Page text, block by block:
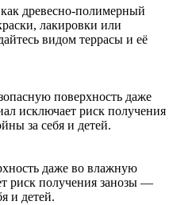
древесно-полимерный
лакировки или
видом террасы и её
поверхность даже
исключает риск получения
за себя и детей.
даже во влажную
риск получения занозы —
и детей.